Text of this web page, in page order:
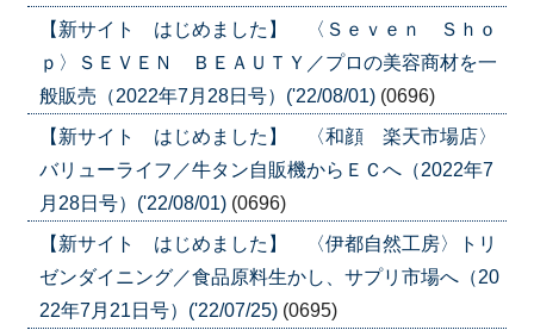
【新サイト はじめました】 〈Ｓｅｖｅｎ Ｓｈｏ
ｐ〉ＳＥＶＥＮ ＢＥＡＵＴＹ／プロの美容商材を一
般販売（2022年7月28日号）('22/08/01) (0696)
【新サイト はじめました】 〈和顔 楽天市場店〉
バリューライフ／牛タン自販機からＥＣへ（2022年7
月28日号）('22/08/01) (0696)
【新サイト はじめました】 〈伊都自然工房〉トリ
ゼンダイニング／食品原料生かし、サプリ市場へ（20
22年7月21日号）('22/07/25) (0695)